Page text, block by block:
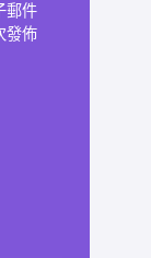
郵件
發佈